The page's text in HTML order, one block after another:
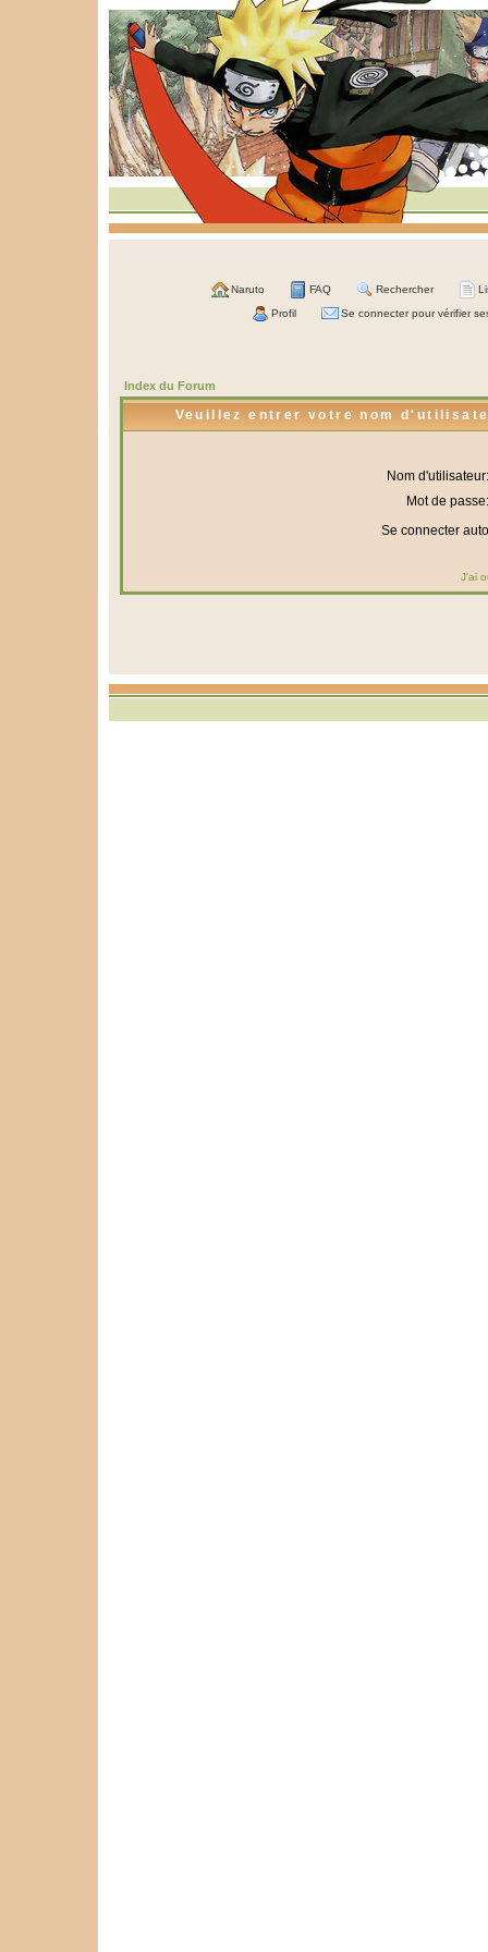
Naruto FAQ Rechercher
Profil Se connecter pour vérifier
Index du Forum
Veuillez entrer votre nom
Nom d'utilisateur:
Mot de passe:
Se connecter
J'ai